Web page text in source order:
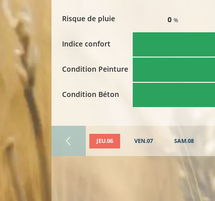
Risque de pluie
Indice confort
Condition Peinture
Condition Béton
0%
JEU.06 VEN.07 SAM.08